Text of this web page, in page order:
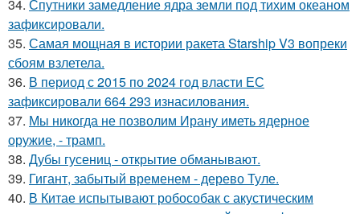
34. Спутники замедление ядра земли под тихим океаном
зафиксировали.
35. Самая мощная в истории ракета Starship V3 вопреки
сбоям взлетела.
36. В период с 2015 по 2024 год власти ЕС
зафиксировали 664 293 изнасилования.
37. Мы никогда не позволим Ирану иметь ядерное
оружие, - трамп.
38. Дубы гусениц - открытие обманывают.
39. Гигант, забытый временем - дерево Туле.
40. В Китае испытывают робособак с акустическим